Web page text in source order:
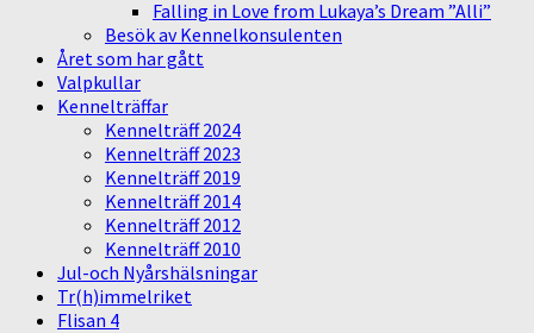
Falling in Love from Lukaya’s Dream ”Alli”
Besök av Kennelkonsulenten
Året som har gått
Valpkullar
Kennelträffar
Kennelträff 2024
Kennelträff 2023
Kennelträff 2019
Kennelträff 2014
Kennelträff 2012
Kennelträff 2010
Jul-och Nyårshälsningar
Tr(h)immelriket
Flisan 4